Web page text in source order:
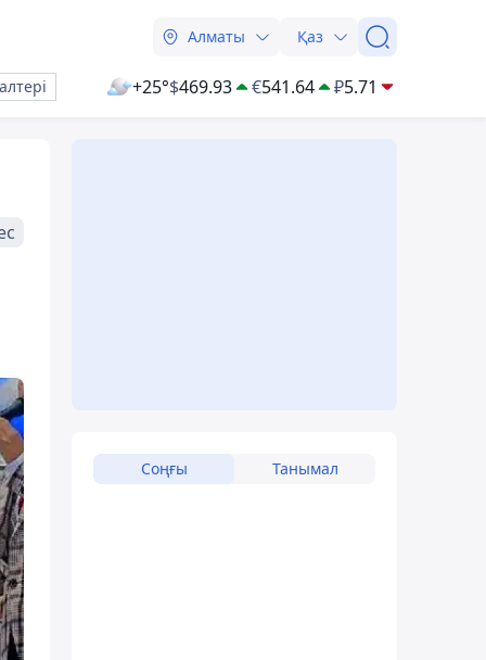
Алматы Қаз
+25°$469.93 €541.64 ₽5.71
Соңғы Танымал